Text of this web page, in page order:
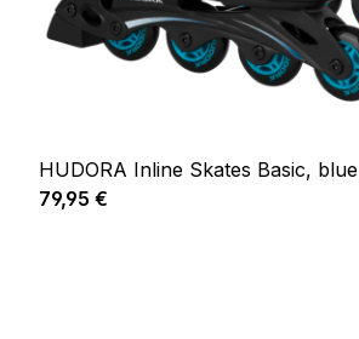
HUDORA Inline Skates Basic, blue
Regulärer Preis:
79,95 €